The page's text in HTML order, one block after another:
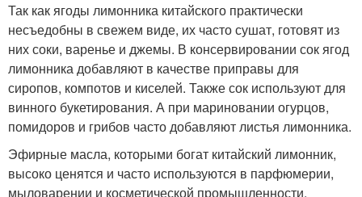
Так как ягоды лимонника китайского практически
несъедобны в свежем виде, их часто сушат, готовят из
них соки, варенье и джемы. В консервировании сок ягод
лимонника добавляют в качестве приправы для
сиропов, компотов и киселей. Также сок используют для
винного букетирования. А при мариновании огурцов,
помидоров и грибов часто добавляют листья лимонника.
Эфирные масла, которыми богат китайский лимонник,
высоко ценятся и часто используются в парфюмерии,
мыловарении и косметической промышленности.